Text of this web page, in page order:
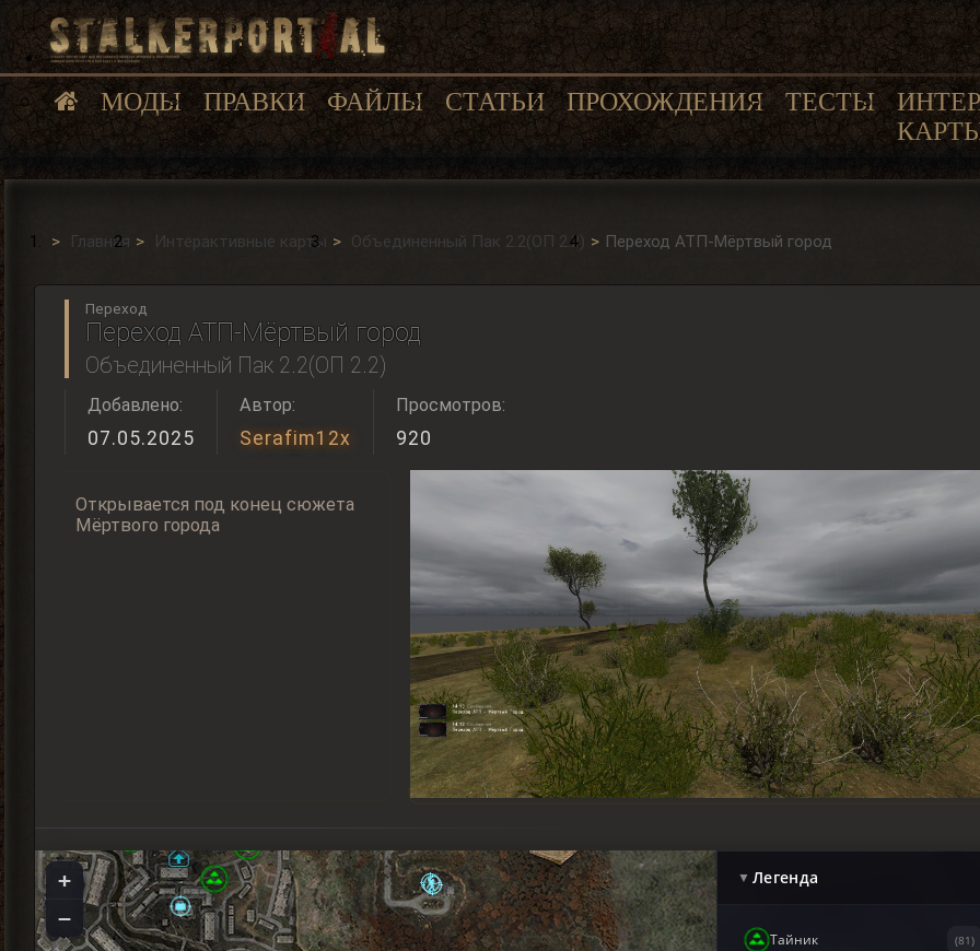
МОДЫ ПРАВКИ ФАЙЛЫ СТАТЬИ ПРОХОЖДЕНИЯ ТЕСТЫ
Главная Интерактивные карты Объединенный Пак 2.2(ОП 2.2) Переход АТП-Мёртвый город
Переход
Переход АТП-Мёртвый город
Объединенный Пак 2.2(ОП 2.2)
Добавлено:
07.05.2025
Автор:
Serafim12x
Просмотров:
920
Открывается под конец сюжета
Мёртвого города
+
−
▼ Легенда
Тайник (81)